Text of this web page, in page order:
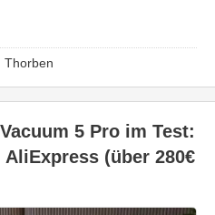
Thorben
5 Pro im Test:
(über 280€